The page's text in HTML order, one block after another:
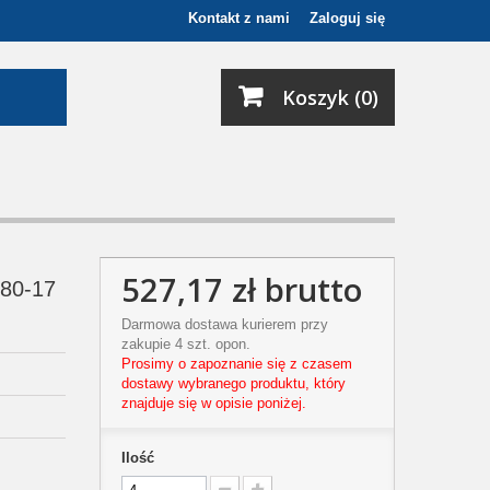
Zaloguj się
Kontakt z nami
Koszyk (0)
17 527,17 złbrutto
Darmowa dostawa kurierem przy
zakupie 4 szt. opon.
Prosimy o zapoznanie się z czasem
dostawy wybranego produktu, który
znajduje się w opisie poniżej.
Ilość